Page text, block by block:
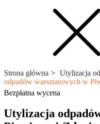
Strona główna
Utylizacja
odpadów warsztatowych w
Bezpłatna wycena
Utylizacja